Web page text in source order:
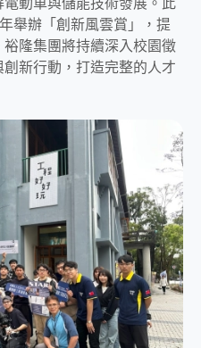
舉辦「創新風雲賞」，提
隆集團將持續深入校園徵
新行動，打造完整的人才